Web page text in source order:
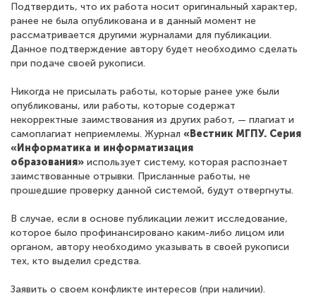
Подтвердить, что их работа носит оригинальный характер,
ранее не была опубликована и в данный момент не
рассматривается другими журналами для публикации.
Данное подтверждение автору будет необходимо сделать
при подаче своей рукописи.
Никогда не присылать работы, которые ранее уже были
опубликованы, или работы, которые содержат
некорректные заимствования из других работ, — плагиат и
самоплагиат неприемлемы. Журнал «Вестник МГПУ. Серия
«Информатика и информатизация
образования» использует систему, которая распознает
заимствованные отрывки. Присланные работы, не
прошедшие проверку данной системой, будут отвергнуты.
В случае, если в основе публикации лежит исследование,
которое было профинансировано каким-либо лицом или
органом, автору необходимо указывать в своей рукописи
тех, кто выделил средства.
Заявить о своем конфликте интересов (при наличии).